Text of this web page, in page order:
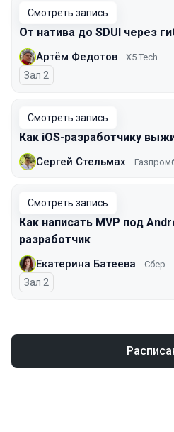
Смотреть запись
От натива до SDUI через
Артём Федотов X5 Tech
Зал 2
Смотреть запись
Как iOS-разработчику
Сергей Стельмах
Смотреть запись
Как написать MVP под
разработчик
Екатерина Батеева Сбер
Зал 2